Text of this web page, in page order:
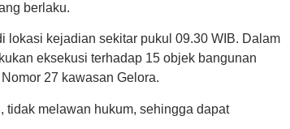
berlaku.
lokasi kejadian sekitar pukul 09.30 WIB. Dalam
eksekusi terhadap 15 objek bangunan
27 kawasan Gelora.
tidak melawan hukum, sehingga dapat